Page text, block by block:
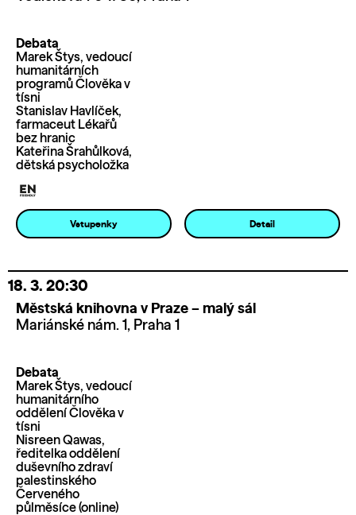
Debata
Marek Štys, vedoucí
humanitárních
programů Člověka v
tísni
Stanislav Havlíček,
farmaceut Lékařů
bez hranic
Kateřina Šrahůlková,
dětská psycholožka
Vstupenky Detail
18. 3. 20:30
Městská knihovna v Praze – malý sál
Mariánské nám. 1, Praha 1
Debata
Marek Štys, vedoucí
humanitárního
oddělení Člověka v
tísni
Nisreen Qawas,
ředitelka oddělení
duševního zdraví
palestinského
Červeného
půlměsíce (online)